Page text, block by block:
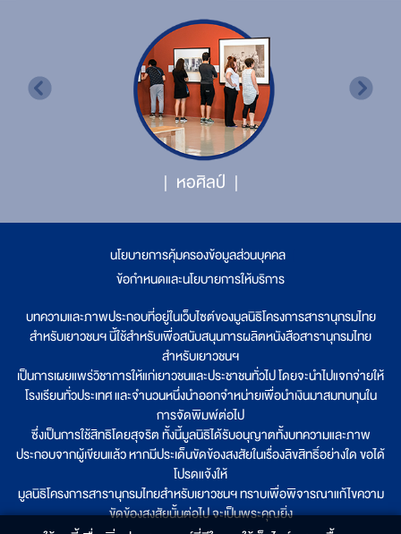
หอศิลป์
นโยบายการคุ้มครองข้อมูลส่วนบุคคล
ข้อกำหนดและนโยบายการให้บริการ
บทความและภาพประกอบที่อยู่ในเว็บไซต์ของมูลนิธิโครงการสารานุกรมไทย
สำหรับเยาวชนฯ นี้ใช้สำหรับเพื่อสนับสนุนการผลิตหนังสือสารานุกรมไทย
สำหรับเยาวชนฯ
เป็นการเผยแพร่วิชาการให้แก่เยาวชนและประชาชนทั่วไป โดยจะนำไปแจกจ่ายให้
โรงเรียนทั่วประเทศ และจำนวนหนึ่งนำออกจำหน่ายเพื่อนำเงินมาสมทบทุนใน
การจัดพิมพ์ต่อไป
ซึ่งเป็นการใช้สิทธิโดยสุจริต ทั้งนี้มูลนิธิได้รับอนุญาตทั้งบทความและภาพ
ประกอบจากผู้เขียนแล้ว หากมีประเด็นขัดข้องสงสัยในเรื่องลิขสิทธิ์อย่างใด ขอได้
โปรดแจ้งให้
มูลนิธิโครงการสารานุกรมไทยสำหรับเยาวชนฯ ทราบเพื่อพิจารณาแก้ไขความ
ขัดข้องสงสัยนั้นต่อไป จะเป็นพระคุณยิ่ง